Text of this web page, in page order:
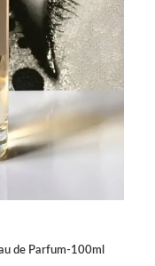
de Parfum-100ml